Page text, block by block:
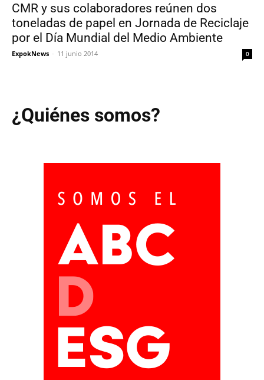
CMR y sus colaboradores reúnen dos
toneladas de papel en Jornada de Reciclaje
por el Día Mundial del Medio Ambiente
ExpokNews - 11 junio 2014 0
¿Quiénes somos?